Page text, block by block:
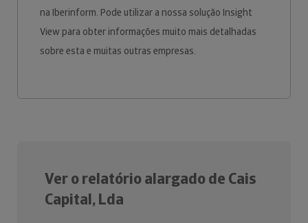
na Iberinform. Pode utilizar a nossa solução Insight
View para obter informações muito mais detalhadas
sobre esta e muitas outras empresas.
Ver o relatório alargado de Cais
Capital, Lda